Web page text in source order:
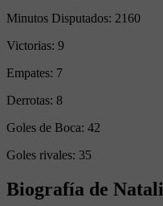
Minutos Disputados: 2160
Victorias: 9
Empates: 7
Derrotas: 8
Goles de Boca: 42
Goles rivales: 35
Biografía de